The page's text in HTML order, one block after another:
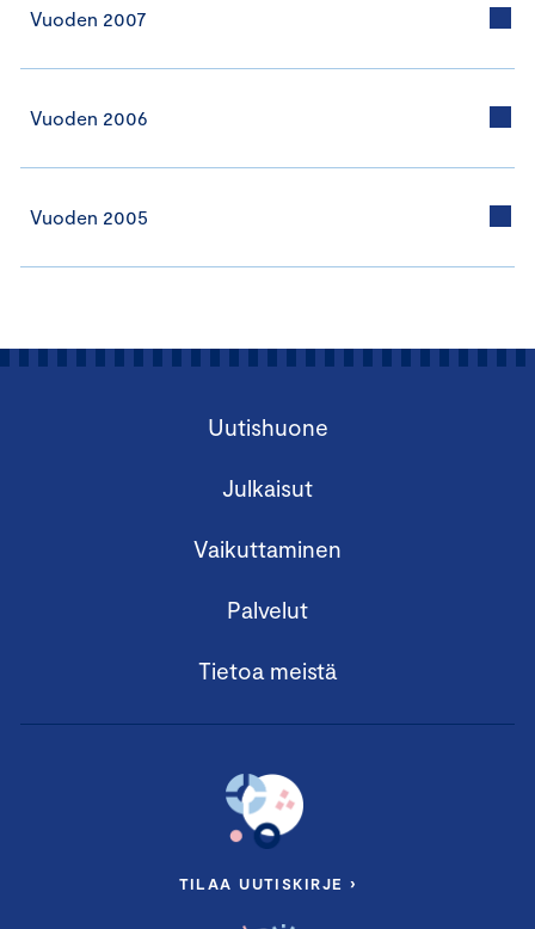
Vuoden 2007
Vuoden 2006
Vuoden 2005
Uutishuone
Julkaisut
Vaikuttaminen
Palvelut
Tietoa meistä
TILAA UUTISKIRJE ›